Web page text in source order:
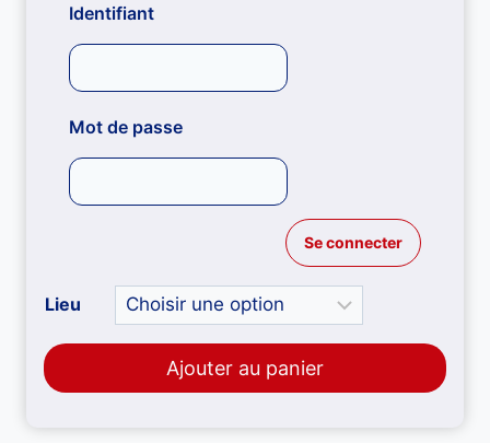
Identifiant
Mot de passe
Lieu
Ajouter au panier